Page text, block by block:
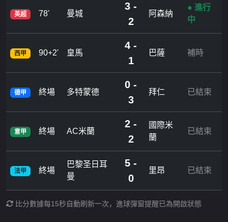
英超 78' 曼城
3 -
2
阿森納
● 進行
中
西甲 90+2' 皇馬
4 -
1
巴薩 補時
德甲 終場 多特蒙德
0 -
3
拜仁 已結束
意甲 終場 AC米蘭
2 -
2
國際米
蘭
已結束
法甲 終場
巴黎圣日耳
曼
5 -
0
里昂 已結束
比分數據每15秒自動刷新一次，進球彈窗提醒已為開啟狀態